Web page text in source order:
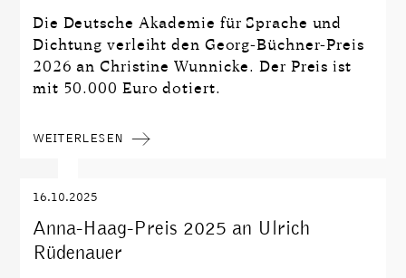
Die Deutsche Akademie für Sprache und
Dichtung verleiht den Georg-Büchner-Preis
2026 an Christine Wunnicke. Der Preis ist
mit 50.000 Euro dotiert.
WEITERLESEN
16.10.2025
Anna-Haag-Preis 2025 an Ulrich
Rüdenauer